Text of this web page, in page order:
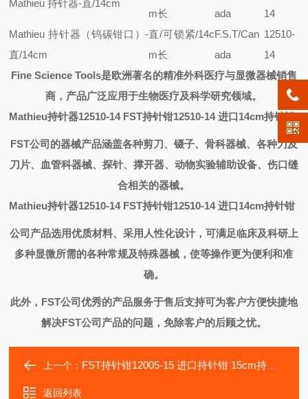
Mathieu 持针器-直/14cm
m长
ada
14
Mathieu 持针器（钨碳钳口）-
直/14cm
直/可锁紧/14c
m长
F.S.T/Can
ada
12510-
14
Fine Science Tools是欧洲著名的精准外科医疗与显微器械销售
商，产品广泛应用于生物医疗及科学研究领域。
Mathieu持针器12510-14 FST持针钳12510-14 进口14cm持针钳
FST公司的器械产品涵盖各种剪刀、镊子、骨科器械、各种刀及
刀片、血管科器械、探针、撑开器、动物实验辅助设备、伤口缝
合相关的器械。
Mathieu持针器12510-14 FST持针钳12510-14 进口14cm持针钳
公司产品选用优质材料、采用人性化设计，可满足临床及科研上
多种显微所需的各种常规及特殊器械，使等操作更为便利和准
确。
此外， FST公司优秀的产品服务于售后支持可为客户方便快捷地
解决FST公司产品的问题，免除客户的后顾之忧。
上一个： FST持针钳12005-15 进口持针钳 15cm持针钳
返回列表